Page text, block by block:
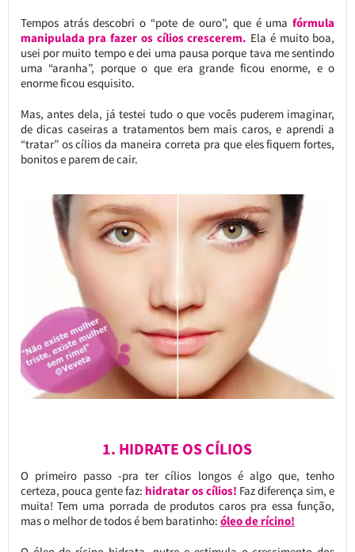
Tempos atrás descobri o “pote de ouro”, que é umafórmula
manipulada pra fazer os cílios crescerem. Ela é muito boa,
usei por muito tempo e dei uma pausa porque tava me sentindo
uma “aranha”, porque o que era grande ficou enorme, e o
enorme ficou esquisito.
Mas, antes dela, já testei tudo o que vocês puderem imaginar,
de dicas caseiras a tratamentos bem mais caros, e aprendi a
“tratar” os cílios da maneira correta pra que eles fiquem fortes,
bonitos e parem de cair.
1. HIDRATE OS CÍLIOS
O primeiro passo -pra ter cílios longos é algo que, tenho
certeza, pouca gente faz: hidratar os cílios! Faz diferença sim, e
muita! Tem uma porrada de produtos caros pra essa função,
mas o melhor de todos é bem baratinho: óleo de rícino!